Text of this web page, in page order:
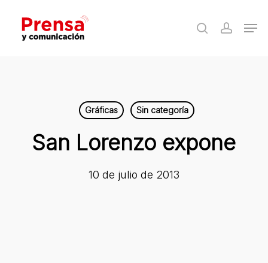
main
search
Gráficas Sin categoría
San Lorenzo expone
10 de julio de 2013